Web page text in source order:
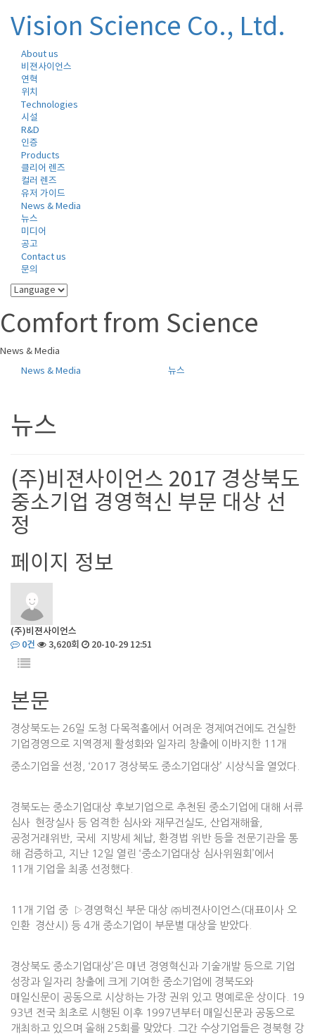
Vision Science Co., Ltd.
About us
비젼사이언스
연혁
위치
Technologies
시설
R&D
인증
Products
클리어 렌즈
컬러 렌즈
유저 가이드
News & Media
뉴스
미디어
공고
Contact us
문의
Comfort from Science
News & Media
News & Media
뉴스
뉴스
(주)비젼사이언스 2017 경상북도
중소기업 경영혁신 부문 대상 선
정
페이지 정보
(주)비젼사이언스
0건
3,620회 20-10-29 12:51
본문
경상북도는 26일 도청 다목적홀에서 어려운 경제여건에도 건실한
기업경영으로 지역경제 활성화와 일자리 창출에 이바지한 11개
중소기업을 선정, ‘2017 경상북도 중소기업대상’ 시상식을 열었다.
경북도는 중소기업대상 후보기업으로 추천된 중소기업에 대해 서류
심사`현장실사 등 엄격한 심사와 재무건실도, 산업재해율,
공정거래위반, 국세`지방세 체납, 환경법 위반 등을 전문기관을 통
해 검증하고, 지난 12일 열린 ‘중소기업대상 심사위원회’에서
11개 기업을 최종 선정했다.
11개 기업 중 ▷경영혁신 부문 대상 ㈜비젼사이언스(대표이사 오
인환`경산시) 등 4개 중소기업이 부문별 대상을 받았다.
경상북도 중소기업대상’은 매년 경영혁신과 기술개발 등으로 기업
성장과 일자리 창출에 크게 기여한 중소기업에 경북도와
매일신문이 공동으로 시상하는 가장 권위 있고 명예로운 상이다. 19
93년 전국 최초로 시행된 이후 1997년부터 매일신문과 공동으로
개최하고 있으며 올해 25회를 맞았다. 그간 수상기업들은 경북형 강